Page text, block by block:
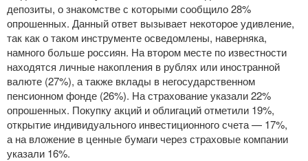
депозиты, о знакомстве с которыми сообщило 28%
опрошенных. Данный ответ вызывает некоторое удивление,
так как о таком инструменте осведомлены, наверняка,
намного больше россиян. На втором месте по известности
находятся личные накопления в рублях или иностранной
валюте (27%), а также вклады в негосударственном
пенсионном фонде (26%). На страхование указали 22%
опрошенных. Покупку акций и облигаций отметили 19%,
открытие индивидуального инвестиционного счета — 17%,
а на вложение в ценные бумаги через страховые компании
указали 16%.